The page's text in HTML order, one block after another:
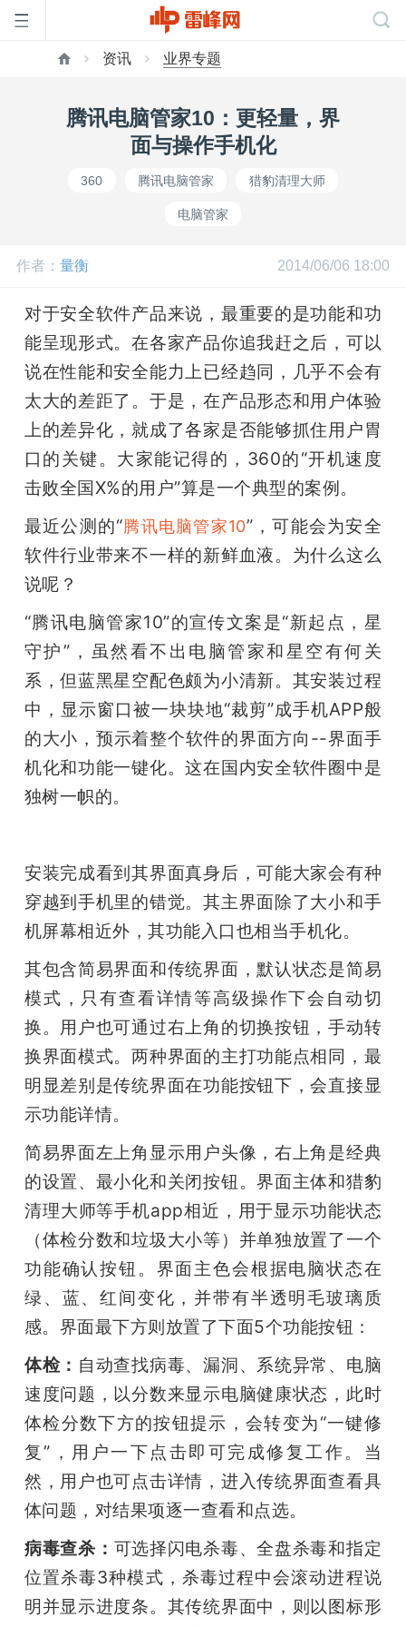
公
开
课
活
中
心
GAIR
专
爱
机
资讯 业界专题
腾讯电脑管家10：更轻量，界
面与操作手机化
360 腾讯电脑管家 猎豹清理大师
电脑管家
作者： 量衡 2014/06/06 18:00
对于安全软件产品来说，最重要的是功能和功
能呈现形式。在各家产品你追我赶之后，可以
说在性能和安全能力上已经趋同，几乎不会有
太大的差距了。于是，在产品形态和用户体验
上的差异化，就成了各家是否能够抓住用户胃
口的关键。大家能记得的，360的“开机速度
击败全国X%的用户”算是一个典型的案例。
最近公测的“腾讯电脑管家10”，可能会为安全
软件行业带来不一样的新鲜血液。为什么这么
说呢？
“腾讯电脑管家10”的宣传文案是“新起点，星
守护”，虽然看不出电脑管家和星空有何关
系，但蓝黑星空配色颇为小清新。其安装过程
中，显示窗口被一块块地“裁剪”成手机APP般
的大小，预示着整个软件的界面方向--界面手
机化和功能一键化。这在国内安全软件圈中是
独树一帜的。
安装完成看到其界面真身后，可能大家会有种
穿越到手机里的错觉。其主界面除了大小和手
机屏幕相近外，其功能入口也相当手机化。
其包含简易界面和传统界面，默认状态是简易
模式，只有查看详情等高级操作下会自动切
换。用户也可通过右上角的切换按钮，手动转
换界面模式。两种界面的主打功能点相同，最
明显差别是传统界面在功能按钮下，会直接显
示功能详情。
简易界面左上角显示用户头像，右上角是经典
的设置、最小化和关闭按钮。界面主体和猎豹
清理大师等手机app相近，用于显示功能状态
（体检分数和垃圾大小等）并单独放置了一个
功能确认按钮。界面主色会根据电脑状态在
绿、蓝、红间变化，并带有半透明毛玻璃质
感。界面最下方则放置了下面5个功能按钮：
体检： 自动查找病毒、漏洞、系统异常、电脑
速度问题，以分数来显示电脑健康状态，此时
体检分数下方的按钮提示，会转变为“一键修
复”，用户一下点击即可完成修复工作。当
然，用户也可点击详情，进入传统界面查看具
体问题，对结果项逐一查看和点选。
病毒查杀： 可选择闪电杀毒、全盘杀毒和指定
位置杀毒3种模式，杀毒过程中会滚动进程说
明并显示进度条。其传统界面中，则以图标形